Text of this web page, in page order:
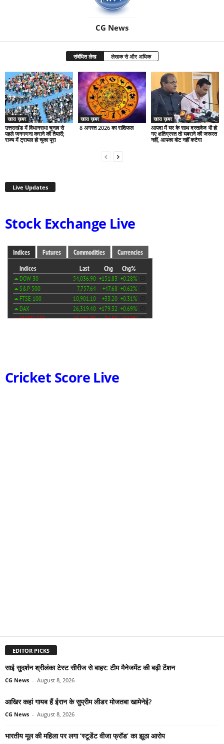
CG News
संबंधित लेख लेखक से और अधिक
खास ख़बर
उत्तराखंड में विधानसभा चुनाव से
पहले जनगणना कराने की तैयारी;
राज्य में ट्रायल हो चुका पूरा
खास ख़बर
8 अगस्त 2026 का राशिफल
खास ख़बर
आपदा में घर के साथ दस्तावेज भी हो
गए क्षतिग्रस्त तो घबराने की जरूरत
नहीं, आपका वोट नहीं कटेगा
Live Updates
Stock Exchange Live
Cricket Score Live
EDITOR PICKS
साई सुदर्शन श्रीलंका टेस्ट सीरीज से बाहर: टीम मैनेजमेंट की बढ़ी टेंशन
CG News - August 8, 2026
आखिर कहां गायब हैं ईरान के सुप्रीम लीडर मोजतबा खामेनेई?
CG News - August 8, 2026
भारतीय मूल की महिला पर लगा ‘स्टूडेंट वीजा फ्रॉड’ का झूठा आरोप